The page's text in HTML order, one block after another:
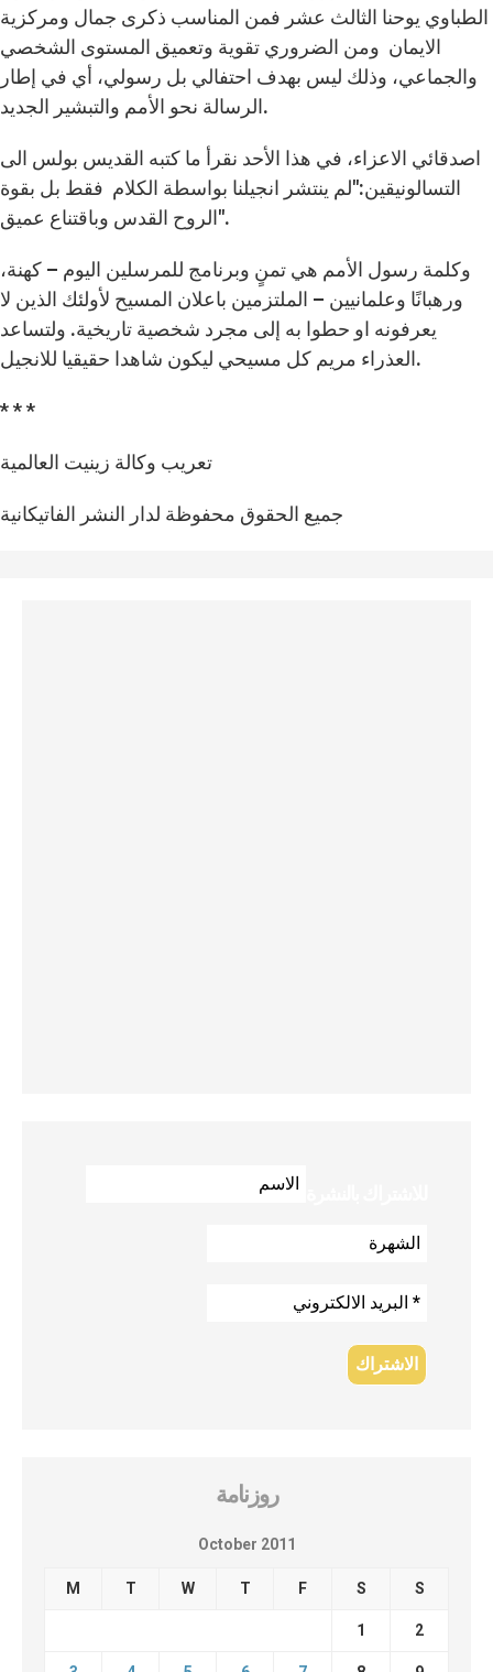
الطباوي يوحنا الثالث عشر فمن المناسب ذكرى جمال ومركزية
الايمان ومن الضروري تقوية وتعميق المستوى الشخصي
والجماعي، وذلك ليس بهدف احتفالي بل رسولي، أي في إطار
الرسالة نحو الأمم والتبشير الجديد.
اصدقائي الاعزاء، في هذا الأحد نقرأ ما كتبه القديس بولس الى
التسالونيقين:"لم ينتشر انجيلنا بواسطة الكلام فقط بل بقوة
الروح القدس وباقتناع عميق".
وكلمة رسول الأمم هي تمنٍ وبرنامج للمرسلين اليوم – كهنة،
ورهبانًا وعلمانيين – الملتزمين باعلان المسيح لأولئك الذين لا
يعرفونه او حطوا به إلى مجرد شخصية تاريخية. ولتساعد
العذراء مريم كل مسيحي ليكون شاهدا حقيقيا للانجيل.
* * *
تعريب وكالة زينيت العالمية
جميع الحقوق محفوظة لدار النشر الفاتيكانية
روزنامة
October 2011
M T W T F S S
1 2